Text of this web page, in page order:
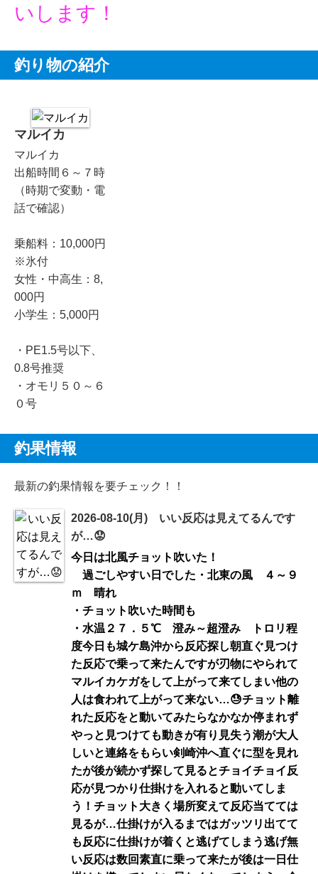
いします！
釣り物の紹介
マルイカ
マルイカ
出船時間６～７時
（時期で変動・電
話で確認）
乗船料：10,000円
※氷付
女性・中高生：8,
000円
小学生：5,000円
・PE1.5号以下、
0.8号推奨
・オモリ５０～６
０号
釣果情報
最新の釣果情報を要チェック！！
2026-08-10(月) いい反応は見えてるんです
が…😟
今日は北風チョット吹いた！
過ごしやすい日でした・北東の風 ４～９
ｍ 晴れ
・チョット吹いた時間も
・水温２７．５℃ 澄み～超澄み トロリ程
度今日も城ケ島沖から反応探し朝直ぐ見つけ
た反応で乗って来たんですが刃物にやられて
マルイカケガをして上がって来てしまい他の
人は食われて上がって来ない…😓チョット離
れた反応をと動いてみたらなかなか停まれず
やっと見つけても動きが有り見失う潮が大人
しいと連絡をもらい剣崎沖へ直ぐに型を見れ
たが後が続かず探して見るとチョイチョイ反
応が見つかり仕掛けを入れると動いてしま
う！チョット大きく場所変えて反応当てては
見るが…仕掛けが入るまではガッツリ出てて
も反応に仕掛けが着くと逃げてしまう逃げ無
い反応は数回素直に乗って来たが後は一日仕